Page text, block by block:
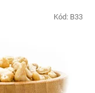
Kód: B33